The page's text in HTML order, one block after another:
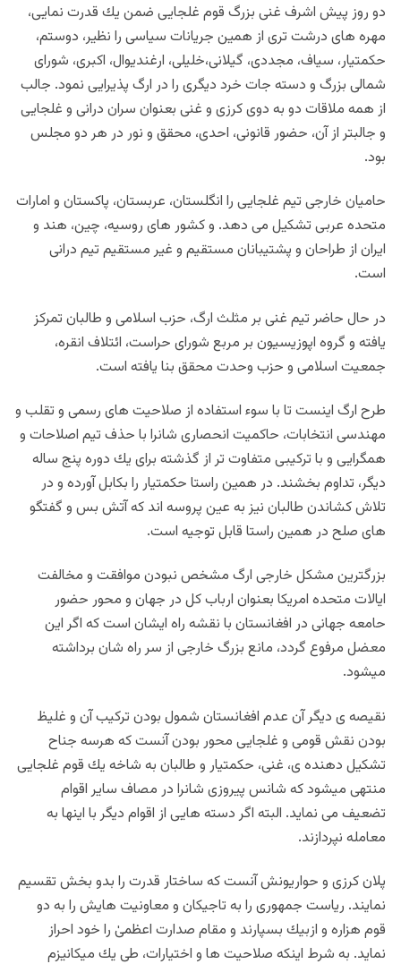
دو روز پيش اشرف غنى بزرگ قوم غلجايى ضمن يك قدرت نمايى،
مهره هاى درشت ترى از همين جريانات سياسى را نظير، دوستم،
حكمتيار، سياف، مجددى، گيلانى،خليلى، ارغنديوال، اكبرى، شوراى
شمالى بزرگ و دسته جات خرد ديگرى را در ارگ پذيرايى نمود. جالب
از همه ملاقات دو به دوى كرزى و غنى بعنوان سران درانى و غلجايى
و جالبتر از آن، حضور قانونى، احدى، محقق و نور در هر دو مجلس
بود.
حاميان خارجى تيم غلجايى را انگلستان، عربستان، پاكستان و امارات
متحده عربى تشكيل مى دهد. و كشور هاى روسيه، چين، هند و
ايران از طراحان و پشتيبانان مستقيم و غير مستقيم تيم درانى
است.
در حال حاضر تيم غنى بر مثلث ارگ، حزب اسلامى و طالبان تمركز
يافته و گروه اپوزيسيون بر مربع شوراى حراست، ائتلاف انقره،
جمعيت اسلامى و حزب وحدت محقق بنا يافته است.
طرح ارگ اينست تا با سوء استفاده از صلاحيت هاى رسمى و تقلب و
مهندسى انتخابات، حاكميت انحصارى شانرا با حذف تيم اصلاحات و
همگرايى و با تركيبى متفاوت تر از گذشته براى يك دوره پنج ساله
ديگر، تداوم بخشند. در همين راستا حكمتيار را بكابل آورده و در
تلاش كشاندن طالبان نيز به عين پروسه اند كه آتش بس و گفتگو
هاى صلح در همين راستا قابل توجيه است.
بزرگترين مشكل خارجى ارگ مشخص نبودن موافقت و مخالفت
ايالات متحده امريكا بعنوان ارباب كل در جهان و محور حضور
حامعه جهانى در افغانستان با نقشه راه ايشان است كه اگر اين
معضل مرفوع گردد، مانع بزرگ خارجى از سر راه شان برداشته
ميشود.
نقيصه ى ديگر آن عدم افغانستان شمول بودن تركيب آن و غليظ
بودن نقش قومى و غلجايى محور بودن آنست كه هرسه جناح
تشكيل دهنده ى، غنى، حكمتيار و طالبان به شاخه يك قوم غلجايى
منتهى ميشود كه شانس پيروزى شانرا در مصاف ساير اقوام
تضعيف مى نمايد. البته اگر دسته هايى از اقوام ديگر با اينها به
معامله نپردازند.
پلان كرزى و حواريونش آنست كه ساختار قدرت را بدو بخش تقسيم
نمايند. رياست جمهورى را به تاجيكان و معاونيت هايش را به دو
قوم هزاره و ازبيك بسپارند و مقام صدارت اعظمىٰ را خود احراز
نمايد. به شرط اينكه صلاحيت ها و اختيارات، طى يك ميكانيزم